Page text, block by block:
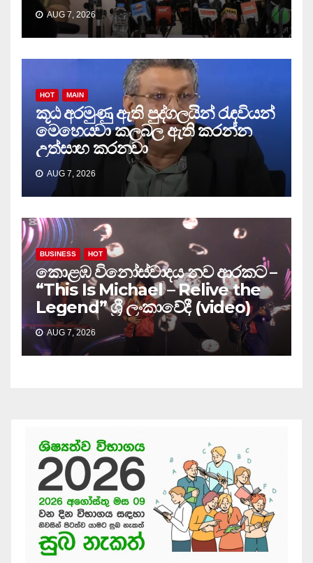
AUG 7, 2026
HOT MAIN
කූඨ අරමුණු ඇති පුද්ගලයින් රැඳවියන්
මෙහෙයවා කලබල ඇති කරන්න
උත්සාහ කරනවා
AUG 7, 2026
BUSINESS HOT
කොළඹ විනෝස්වාදය නව ආරකට –
“This Is Michael – Relive the
Legend” ශ්‍රී ලංකාවේදී (video)
AUG 7, 2026